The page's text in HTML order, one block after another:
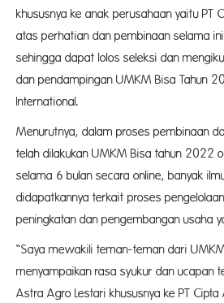
khususnya ke anak perusahaan yaitu PT
atas perhatian dan pembinaan selama
sehingga dapat lolos seleksi dan
dan pendampingan UMKM Bisa Tahun
International.
Menurutnya, dalam proses pembinaan
telah dilakukan UMKM Bisa tahun 2022
selama 6 bulan secara online, banyak
didapatkannya terkait proses
peningkatan dan pengembangan usaha
“Saya mewakili teman-teman dari
menyampaikan rasa syukur dan ucapan
Astra Agro Lestari khususnya ke PT